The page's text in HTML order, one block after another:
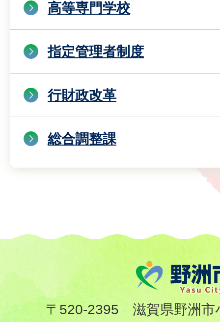
高等専門学校
指定管理者制度
行財政改革
総合調整課
〒520-2395 滋賀県野洲市